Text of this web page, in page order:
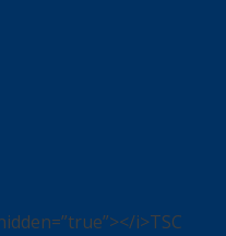
i>TSC